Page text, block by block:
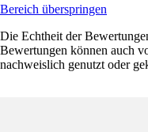
Bereich überspringen
Die Echtheit der
Bewertungen können auch
nachweislich genutzt oder